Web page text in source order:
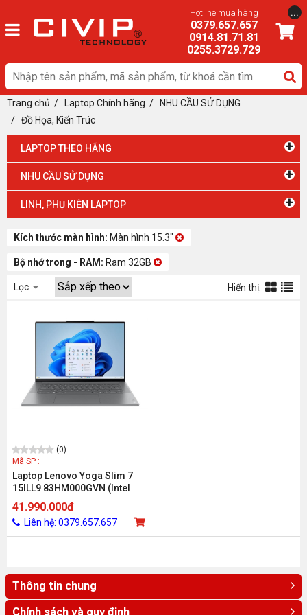
Hotline mua hàng
0379.657.657
0914.81.71.81
0255.3729.729
...
Trang chủ / Laptop Chính hãng / NHU CẦU SỬ DỤNG
/ Đồ Họa, Kiến Trúc
LAPTOP THEO HÃNG +
NHU CẦU SỬ DỤNG +
LINH, PHỤ KIỆN LAPTOP +
Kích thước màn hình: Màn hình 15.3"
Bộ nhớ trong - RAM: Ram 32GB
Lọc Hiển thị:
(0)
Mã SP :
Laptop Lenovo Yoga Slim 7
15ILL9 83HM000GVN (Intel
Core Ultra 7 258V/1TB /32GB
/Intel Arc/15.3 inch 2.8K IPS
/Win 11 /Office /Xám)
41.990.000đ
Liên hệ: 0379.657.657
Thông tin chung
Chính sách và quy định